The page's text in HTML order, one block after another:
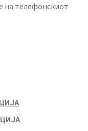
на телефонскиот